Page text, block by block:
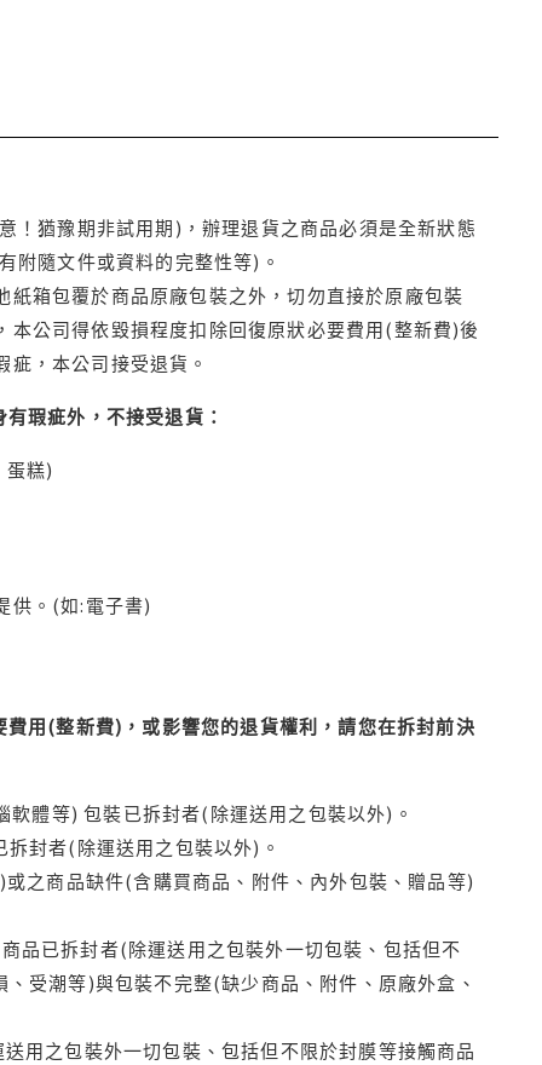
！猶豫期非試用期)，辦理退貨之商品必須是全新狀態
附隨文件或資料的完整性等)。
箱包覆於商品原廠包裝之外，切勿直接於原廠包裝
公司得依毀損程度扣除回復原狀必要費用(整新費)後
，本公司接受退貨。
瑕疵外，不接受退貨：
蛋糕)
供。(如:電子書)
用(整新費)，或影響您的退貨權利，請您在拆封前決
體等) 包裝已拆封者(除運送用之包裝以外)。
封者(除運送用之包裝以外)。
之商品缺件(含購買商品、附件、內外包裝、贈品等)
品已拆封者(除運送用之包裝外一切包裝、包括但不
受潮等)與包裝不完整(缺少商品、附件、原廠外盒、
用之包裝外一切包裝、包括但不限於封膜等接觸商品